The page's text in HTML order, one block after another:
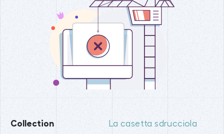
Collection La casetta sdrucciola